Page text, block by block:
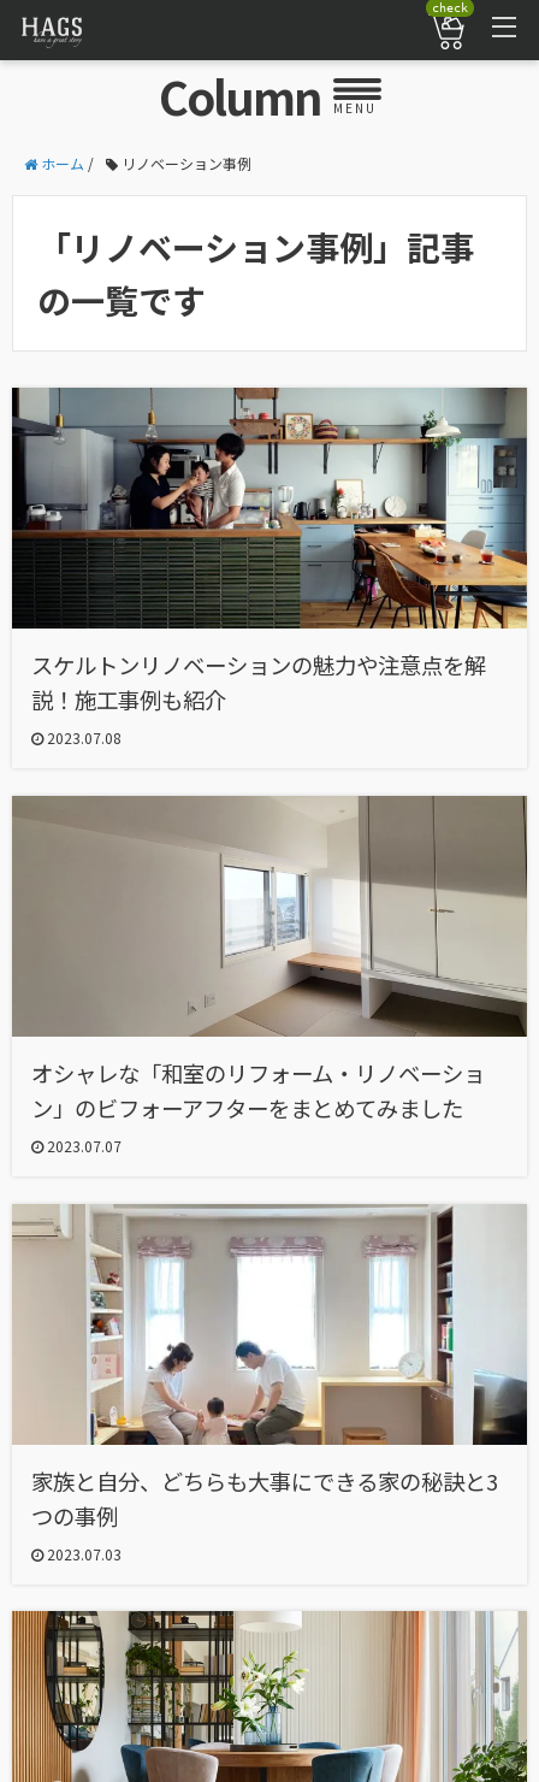
check
Column MENU
ホーム / リノベーション事例
「リノベーション事例」記事
の一覧です
スケルトンリノベーションの魅力や注意点を解
説！施工事例も紹介
2023.07.08
オシャレな「和室のリフォーム・リノベーショ
ン」のビフォーアフターをまとめてみました
2023.07.07
家族と自分、どちらも大事にできる家の秘訣と3
つの事例
2023.07.03